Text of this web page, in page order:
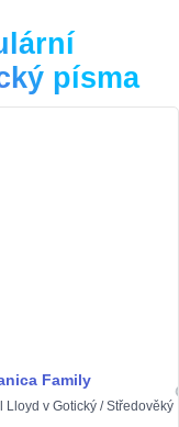
písma
Family
Lloyd v Gotický /Středověký